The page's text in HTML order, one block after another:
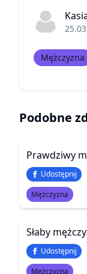
Mężczyzna
Podobne
Udostępnij
Mężczyzna
Udostępnij
Mężczyzna